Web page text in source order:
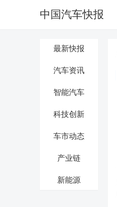
中国汽车快报
最新快报
汽车资讯
智能汽车
科技创新
车市动态
产业链
新能源